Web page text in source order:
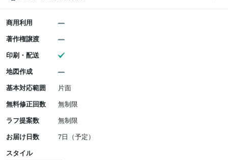
商用利用
著作権譲渡
印刷・配送
地図作成
基本対応範囲
片面
無料修正回数
無制限
ラフ提案数
無制限
お届け日数
7日（予定）
スタイル